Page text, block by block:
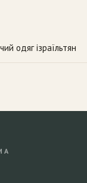
одяг ізраїльтян